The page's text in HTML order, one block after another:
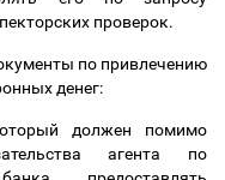
проверок.
по привлечению
денег:
должен помимо
агента по